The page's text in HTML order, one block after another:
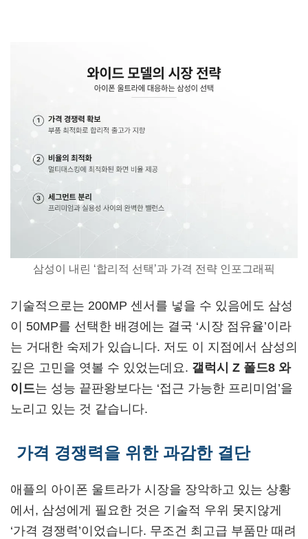
삼성이 내린 ‘합리적 선택’과 가격 전략 인포그래픽
기술적으로는 200MP 센서를 넣을 수 있음에도 삼성
이 50MP를 선택한 배경에는 결국 ‘시장 점유율’이라
는 거대한 숙제가 있습니다. 저도 이 지점에서 삼성의
깊은 고민을 엿볼 수 있었는데요. 갤럭시 Z 폴드8 와
이드는 성능 끝판왕보다는 ‘접근 가능한 프리미엄’을
노리고 있는 것 같습니다.
가격 경쟁력을 위한 과감한 결단
애플의 아이폰 울트라가 시장을 장악하고 있는 상황
에서, 삼성에게 필요한 것은 기술적 우위 못지않게
‘가격 경쟁력’이었습니다. 무조건 최고급 부품만 때려